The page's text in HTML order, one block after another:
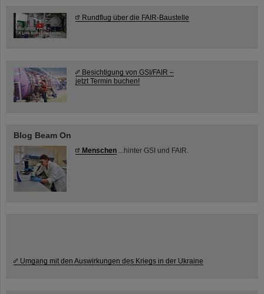
Rundflug über die FAIR-Baustelle
Besichtigung von GSI/FAIR –
jetzt Termin buchen!
Blog Beam On
Menschen ...hinter GSI und FAIR.
Umgang mit den Auswirkungen des Kriegs in der Ukraine